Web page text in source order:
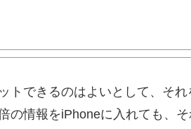
トできるのはよいとして、そ
の情報をiPhoneに入れても、